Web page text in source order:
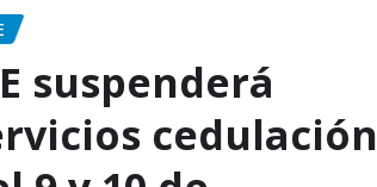
suspenderá
cedulación